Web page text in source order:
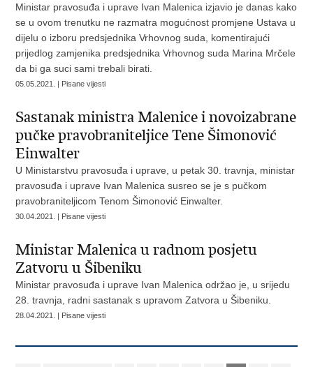
Ministar pravosuđa i uprave Ivan Malenica izjavio je danas kako
se u ovom trenutku ne razmatra mogućnost promjene Ustava u
dijelu o izboru predsjednika Vrhovnog suda, komentirajući
prijedlog zamjenika predsjednika Vrhovnog suda Marina Mrčele
da bi ga suci sami trebali birati.
05.05.2021. | Pisane vijesti
Sastanak ministra Malenice i novoizabrane
pučke pravobraniteljice Tene Šimonović
Einwalter
U Ministarstvu pravosuđa i uprave, u petak 30. travnja, ministar
pravosuđa i uprave Ivan Malenica susreo se je s pučkom
pravobraniteljicom Tenom Šimonović Einwalter.
30.04.2021. | Pisane vijesti
Ministar Malenica u radnom posjetu
Zatvoru u Šibeniku
Ministar pravosuđa i uprave Ivan Malenica održao je, u srijedu
28. travnja, radni sastanak s upravom Zatvora u Šibeniku.
28.04.2021. | Pisane vijesti